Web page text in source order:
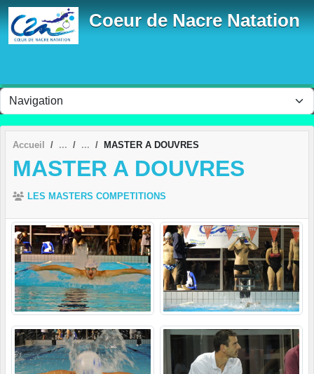
Coeur de Nacre Natation
Accueil MASTER A DOUVRES
MASTER A DOUVRES
LES MASTERS COMPETITIONS
Panneau de gestion des cookies